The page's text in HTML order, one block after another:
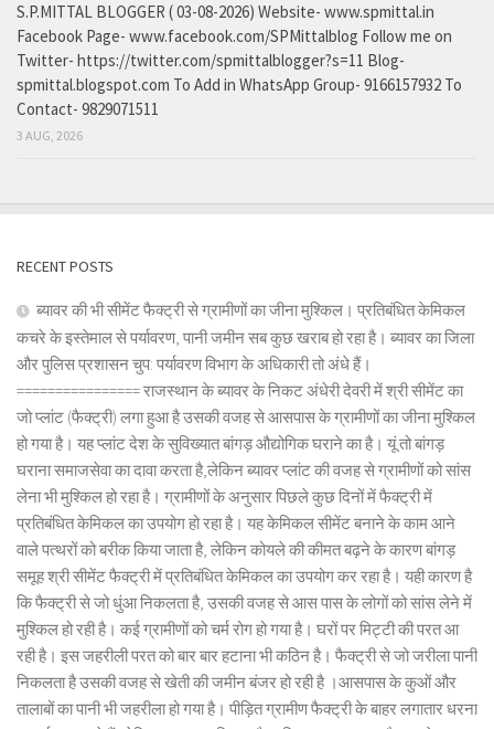
S.P.MITTAL BLOGGER ( 03-08-2026) Website- www.spmittal.in
Facebook Page- www.facebook.com/SPMittalblog Follow me on
Twitter- https://twitter.com/spmittalblogger?s=11 Blog-
spmittal.blogspot.com To Add in WhatsApp Group- 9166157932 To
Contact- 9829071511
3 AUG, 2026
RECENT POSTS
ब्यावर की भी सीमेंट फैक्ट्री से ग्रामीणों का जीना मुश्किल। प्रतिबंधित केमिकल
कचरे के इस्तेमाल से पर्यावरण, पानी जमीन सब कुछ खराब हो रहा है। ब्यावर का जिला
और पुलिस प्रशासन चुप: पर्यावरण विभाग के अधिकारी तो अंधे हैं।
================ राजस्थान के ब्यावर के निकट अंधेरी देवरी में श्री सीमेंट का
जो प्लांट (फैक्ट्री) लगा हुआ है उसकी वजह से आसपास के ग्रामीणों का जीना मुश्किल
हो गया है। यह प्लांट देश के सुविख्यात बांगड़ औद्योगिक घराने का है। यूं तो बांगड़
घराना समाजसेवा का दावा करता है,लेकिन ब्यावर प्लांट की वजह से ग्रामीणों को सांस
लेना भी मुश्किल हो रहा है। ग्रामीणों के अनुसार पिछले कुछ दिनों में फैक्ट्री में
प्रतिबंधित केमिकल का उपयोग हो रहा है। यह केमिकल सीमेंट बनाने के काम आने
वाले पत्थरों को बरीक किया जाता है, लेकिन कोयले की कीमत बढ़ने के कारण बांगड़
समूह श्री सीमेंट फैक्ट्री में प्रतिबंधित केमिकल का उपयोग कर रहा है। यही कारण है
कि फैक्ट्री से जो धुंआ निकलता है, उसकी वजह से आस पास के लोगों को सांस लेने में
मुश्किल हो रही है। कई ग्रामीणों को चर्म रोग हो गया है। घरों पर मिट्टी की परत आ
रही है। इस जहरीली परत को बार बार हटाना भी कठिन है। फैक्ट्री से जो जरीला पानी
निकलता है उसकी वजह से खेती की जमीन बंजर हो रही है ।आसपास के कुओं और
तालाबों का पानी भी जहरीला हो गया है। पीड़ित ग्रामीण फैक्ट्री के बाहर लगातार धरना